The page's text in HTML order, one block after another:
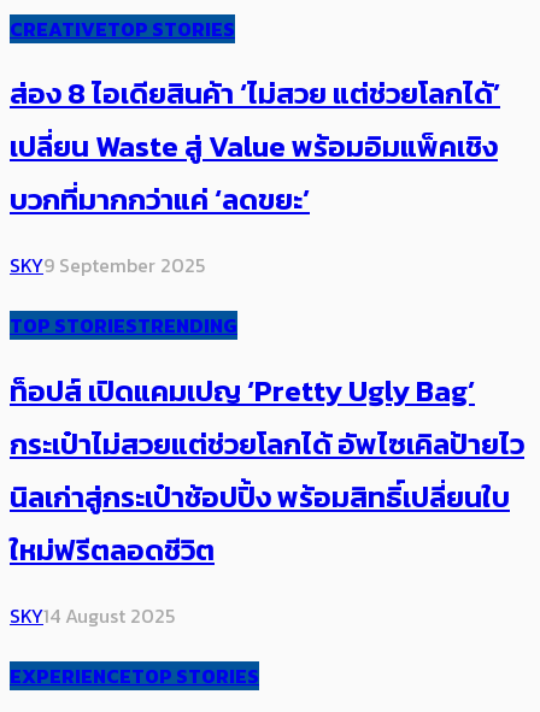
CREATIVETOP STORIES
ส่อง 8 ไอเดียสินค้า ‘ไม่สวย แต่ช่วยโลกได้’
เปลี่ยน Waste สู่ Value พร้อม​อิมแพ็คเชิง
บวกที่มากกว่าแค่ ‘ลดขยะ’
SKY9 September 2025
TOP STORIESTRENDING
ท็อปส์ เปิดแคมเปญ ‘Pretty Ugly Bag’
กระเป๋าไม่สวยแต่ช่วยโลกได้ อัพไซเคิลป้ายไว
นิลเก่าสู่กระเป๋าช้อปปิ้ง พร้อมสิทธิ์เปลี่ยนใบ
ใหม่ฟรีตลอดชีวิต
SKY14 August 2025
EXPERIENCETOP STORIES